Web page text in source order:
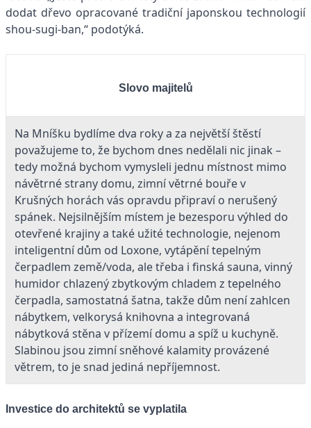
dodat dřevo opracované tradiční japonskou technologií
shou-sugi-ban,“ podotýká.
Slovo majitelů
Na Mníšku bydlíme dva roky a za největší štěstí
považujeme to, že bychom dnes nedělali nic jinak –
tedy možná bychom vymysleli jednu místnost mimo
návětrné strany domu, zimní větrné bouře v
Krušných horách vás opravdu připraví o nerušený
spánek. Nejsilnějším místem je bezesporu výhled do
otevřené krajiny a také užité technologie, nejenom
inteligentní dům od Loxone, vytápění tepelným
čerpadlem země/voda, ale třeba i finská sauna, vinný
humidor chlazený zbytkovým chladem z tepelného
čerpadla, samostatná šatna, takže dům není zahlcen
nábytkem, velkorysá knihovna a integrovaná
nábytková stěna v přízemí domu a spíž u kuchyně.
Slabinou jsou zimní sněhové kalamity provázené
větrem, to je snad jediná nepříjemnost.
Investice do architektů se vyplatila